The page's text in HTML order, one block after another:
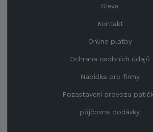
Sleva
Kontakt
Online platby
Ochrana osobních údajů
Nabídka pro firmy
Pozastavení provozu
půjčovna dodávky